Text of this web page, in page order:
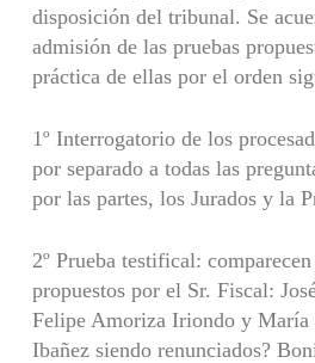
disposición del tribunal. Se
admisión de las pruebas
práctica de ellas por el orden
1º Interrogatorio de los
por separado a todas las
por las partes, los Jurados y la
2º Prueba testifical:
propuestos por el Sr. Fiscal:
Felipe Amoriza Iriondo y María
Ibañez siendo renunciados?